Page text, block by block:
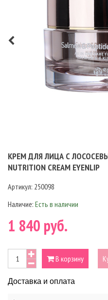
КРЕМ ДЛЯ ЛИЦА С
NUTRITION CREAM EYENLIP
Артикул: 250098
Наличие: Есть в наличии
1 840 руб.
В корзину
Доставка и оплата